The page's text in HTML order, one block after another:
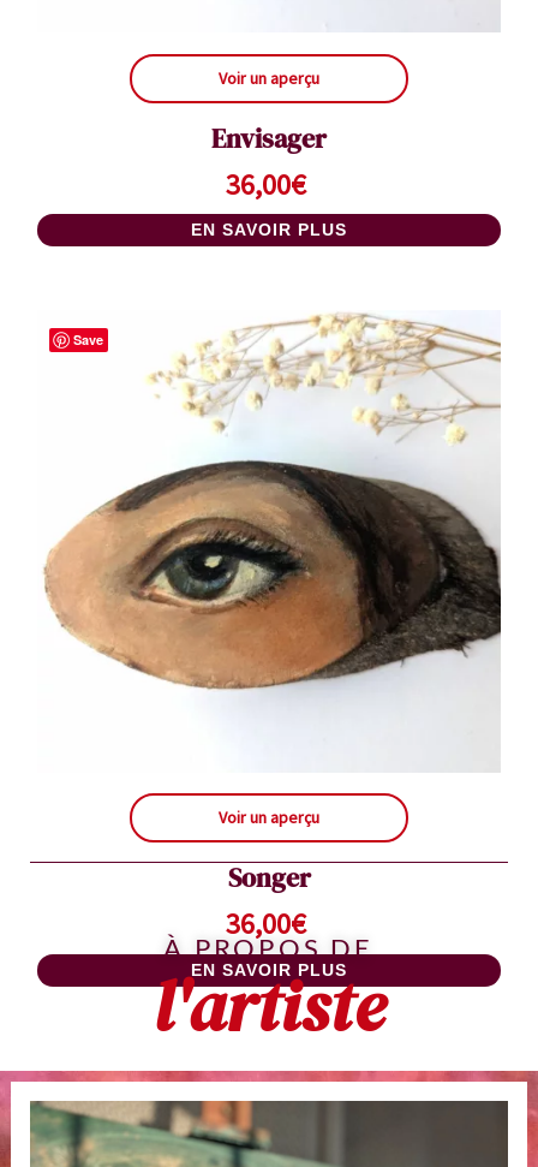
Voir un aperçu
Envisager
36,00€
EN SAVOIR PLUS
Save
Voir un aperçu
Songer
36,00€
EN SAVOIR PLUS
À PROPOS DE
l'artiste